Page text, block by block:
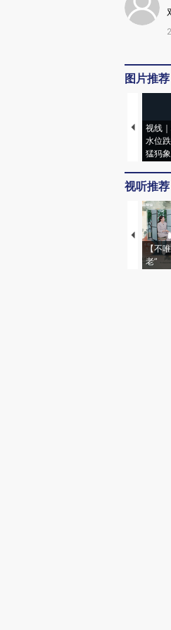
图片推荐
视线
水位
猛犸
视听推荐
【不
老”